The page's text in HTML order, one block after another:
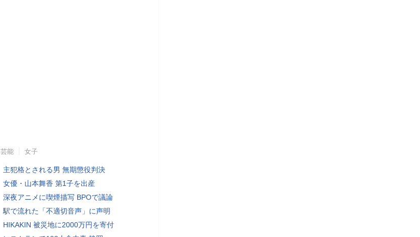
芸能 女子
主犯格とされる男 無期懲役判決
女優・山本舞香 第1子を出産
深夜アニメに喫煙描写 BPOで議論
駅で流れた「不適切音声」に声明
HIKAKIN 被災地に2000万円を寄付